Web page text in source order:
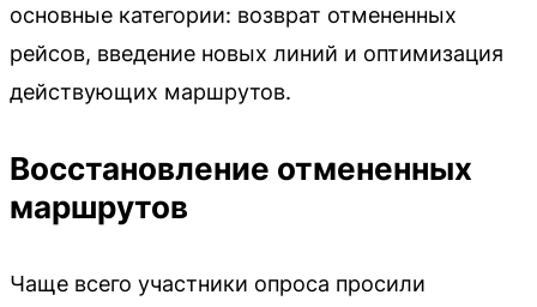
основные категории: возврат отмененных
рейсов, введение новых линий и оптимизация
действующих маршрутов.
Восстановление отмененных
маршрутов
Чаще всего участники опроса просили